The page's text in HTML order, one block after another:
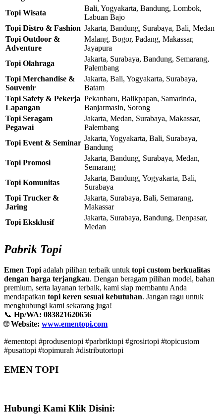
Topi Wisata
Bali, Yogyakarta, Bandung, Lombok,
Labuan Bajo
Topi Distro & Fashion Jakarta, Bandung, Surabaya, Bali, Medan
Topi Outdoor &
Adventure
Malang, Bogor, Padang, Makassar,
Jayapura
Topi Olahraga
Jakarta, Surabaya, Bandung, Semarang,
Palembang
Topi Merchandise &
Souvenir
Jakarta, Bali, Yogyakarta, Surabaya,
Batam
Topi Safety & Pekerja
Lapangan
Pekanbaru, Balikpapan, Samarinda,
Banjarmasin, Sorong
Topi Seragam
Pegawai
Jakarta, Medan, Surabaya, Makassar,
Palembang
Topi Event & Seminar
Jakarta, Yogyakarta, Bali, Surabaya,
Bandung
Topi Promosi
Jakarta, Bandung, Surabaya, Medan,
Semarang
Topi Komunitas
Jakarta, Bandung, Yogyakarta, Bali,
Surabaya
Topi Trucker &
Jaring
Jakarta, Surabaya, Bali, Semarang,
Makassar
Topi Eksklusif
Jakarta, Surabaya, Bandung, Denpasar,
Medan
Pabrik Topi
Emen Topiadalah pilihan terbaik untuk topi custom berkualitas
dengan harga terjangkau. Dengan beragam pilihan model, bahan
premium, serta layanan terbaik, kami siap membantu Anda
mendapatkan topi keren sesuai kebutuhan. Jangan ragu untuk
menghubungi kami sekarang juga!
📞 Hp/WA: 083821620656
🌐Website: www.ementopi.com
#ementopi #produsentopi #parbriktopi #grosirtopi #topicustom
#pusattopi #topimurah #distributortopi
EMEN TOPI
Hubungi Kami Klik Disini: